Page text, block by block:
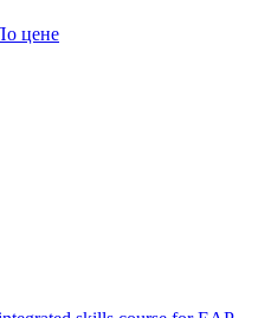
цене